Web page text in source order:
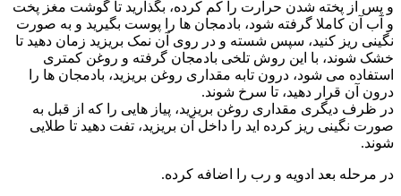
و پس از پخته شدن حرارت را کم کرده، بگذارید تا گوشت مغز پخت
و آب آن کاملا گرفته شود، بادمجان ها را پوست بگیرید و به صورت
نگینی ریز کنید، سپس شسته و در روی آن نمک بریزید زمان دهید تا
خشک شوند، با این روش تلخی بادمجان گرفته و روغن کمتری
استفاده می شود، درون تابه مقداری روغن بریزید، بادمجان ها را
درون آن قرار دهید، تا سرخ شوند.
در ظرف دیگری مقداری روغن بریزید، پیاز هایی را که از قبل به
صورت نگینی ریز کرده اید را داخل آن بریزید، تفت دهید تا طلایی
شوند.
در مرحله بعد ادویه و رب را اضافه کرده.